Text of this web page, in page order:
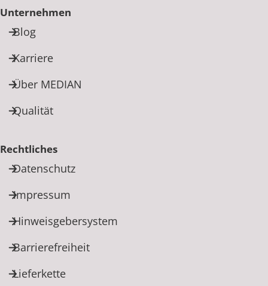
Unternehmen
Blog
Karriere
Über MEDIAN
Qualität
Rechtliches
Datenschutz
Impressum
Hinweisgebersystem
Barrierefreiheit
Lieferkette